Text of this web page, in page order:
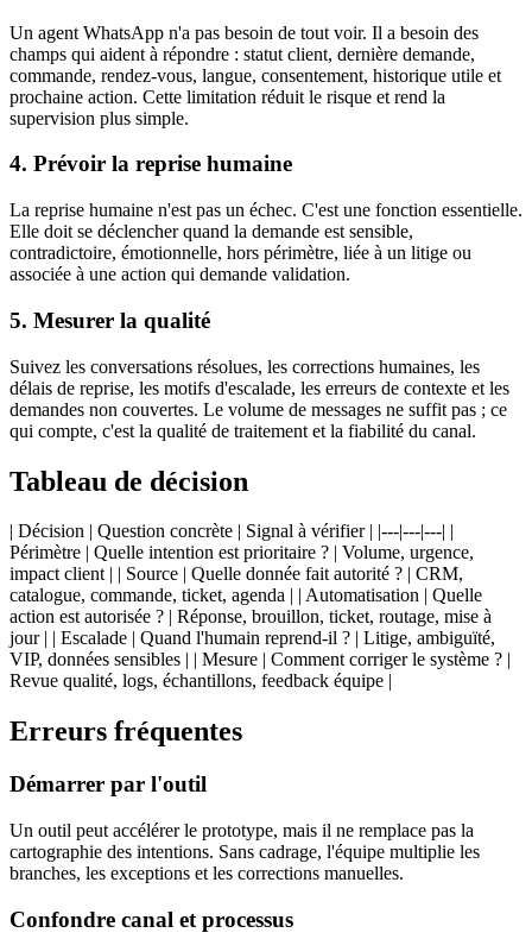
Un agent WhatsApp n'a pas besoin de tout voir. Il a besoin des
champs qui aident à répondre : statut client, dernière demande,
commande, rendez-vous, langue, consentement, historique utile et
prochaine action. Cette limitation réduit le risque et rend la
supervision plus simple.
4. Prévoir la reprise humaine
La reprise humaine n'est pas un échec. C'est une fonction essentielle.
Elle doit se déclencher quand la demande est sensible,
contradictoire, émotionnelle, hors périmètre, liée à un litige ou
associée à une action qui demande validation.
5. Mesurer la qualité
Suivez les conversations résolues, les corrections humaines, les
délais de reprise, les motifs d'escalade, les erreurs de contexte et les
demandes non couvertes. Le volume de messages ne suffit pas ; ce
qui compte, c'est la qualité de traitement et la fiabilité du canal.
Tableau de décision
| Décision | Question concrète | Signal à vérifier | |---|---|---| |
Périmètre | Quelle intention est prioritaire ? | Volume, urgence,
impact client | | Source | Quelle donnée fait autorité ? | CRM,
catalogue, commande, ticket, agenda | | Automatisation | Quelle
action est autorisée ? | Réponse, brouillon, ticket, routage, mise à
jour | | Escalade | Quand l'humain reprend-il ? | Litige, ambiguïté,
VIP, données sensibles | | Mesure | Comment corriger le système ? |
Revue qualité, logs, échantillons, feedback équipe |
Erreurs fréquentes
Démarrer par l'outil
Un outil peut accélérer le prototype, mais il ne remplace pas la
cartographie des intentions. Sans cadrage, l'équipe multiplie les
branches, les exceptions et les corrections manuelles.
Confondre canal et processus